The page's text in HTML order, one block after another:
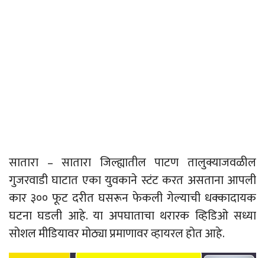
सातारा – सातारा जिल्ह्यातील पाटण तालुक्याजवळील
गुजरवाडी घाटात एका युवकाने स्टंट करत असताना आपली
कार ३०० फूट दरीत घसरून फेकली गेल्याची धक्कादायक
घटना घडली आहे. या अपघाताचा थरारक व्हिडिओ सध्या
सोशल मीडियावर मोठ्या प्रमाणावर व्हायरल होत आहे.